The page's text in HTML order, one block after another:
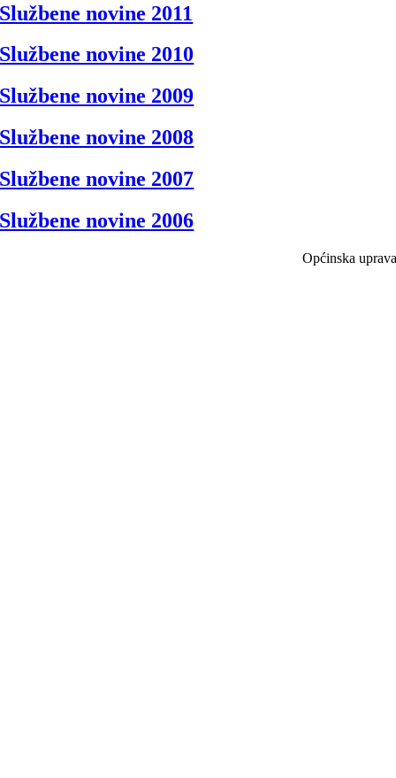
Službene novine 2011
Službene novine 2010
Službene novine 2009
Službene novine 2008
Službene novine 2007
Službene novine 2006
Općinska uprava